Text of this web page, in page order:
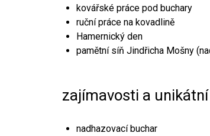
kovářské práce pod buchary
ruční práce na kovadlině
Hamernický den
pamětní síň Jindřicha Mošny
zajímavosti a
nadhazovací buchar